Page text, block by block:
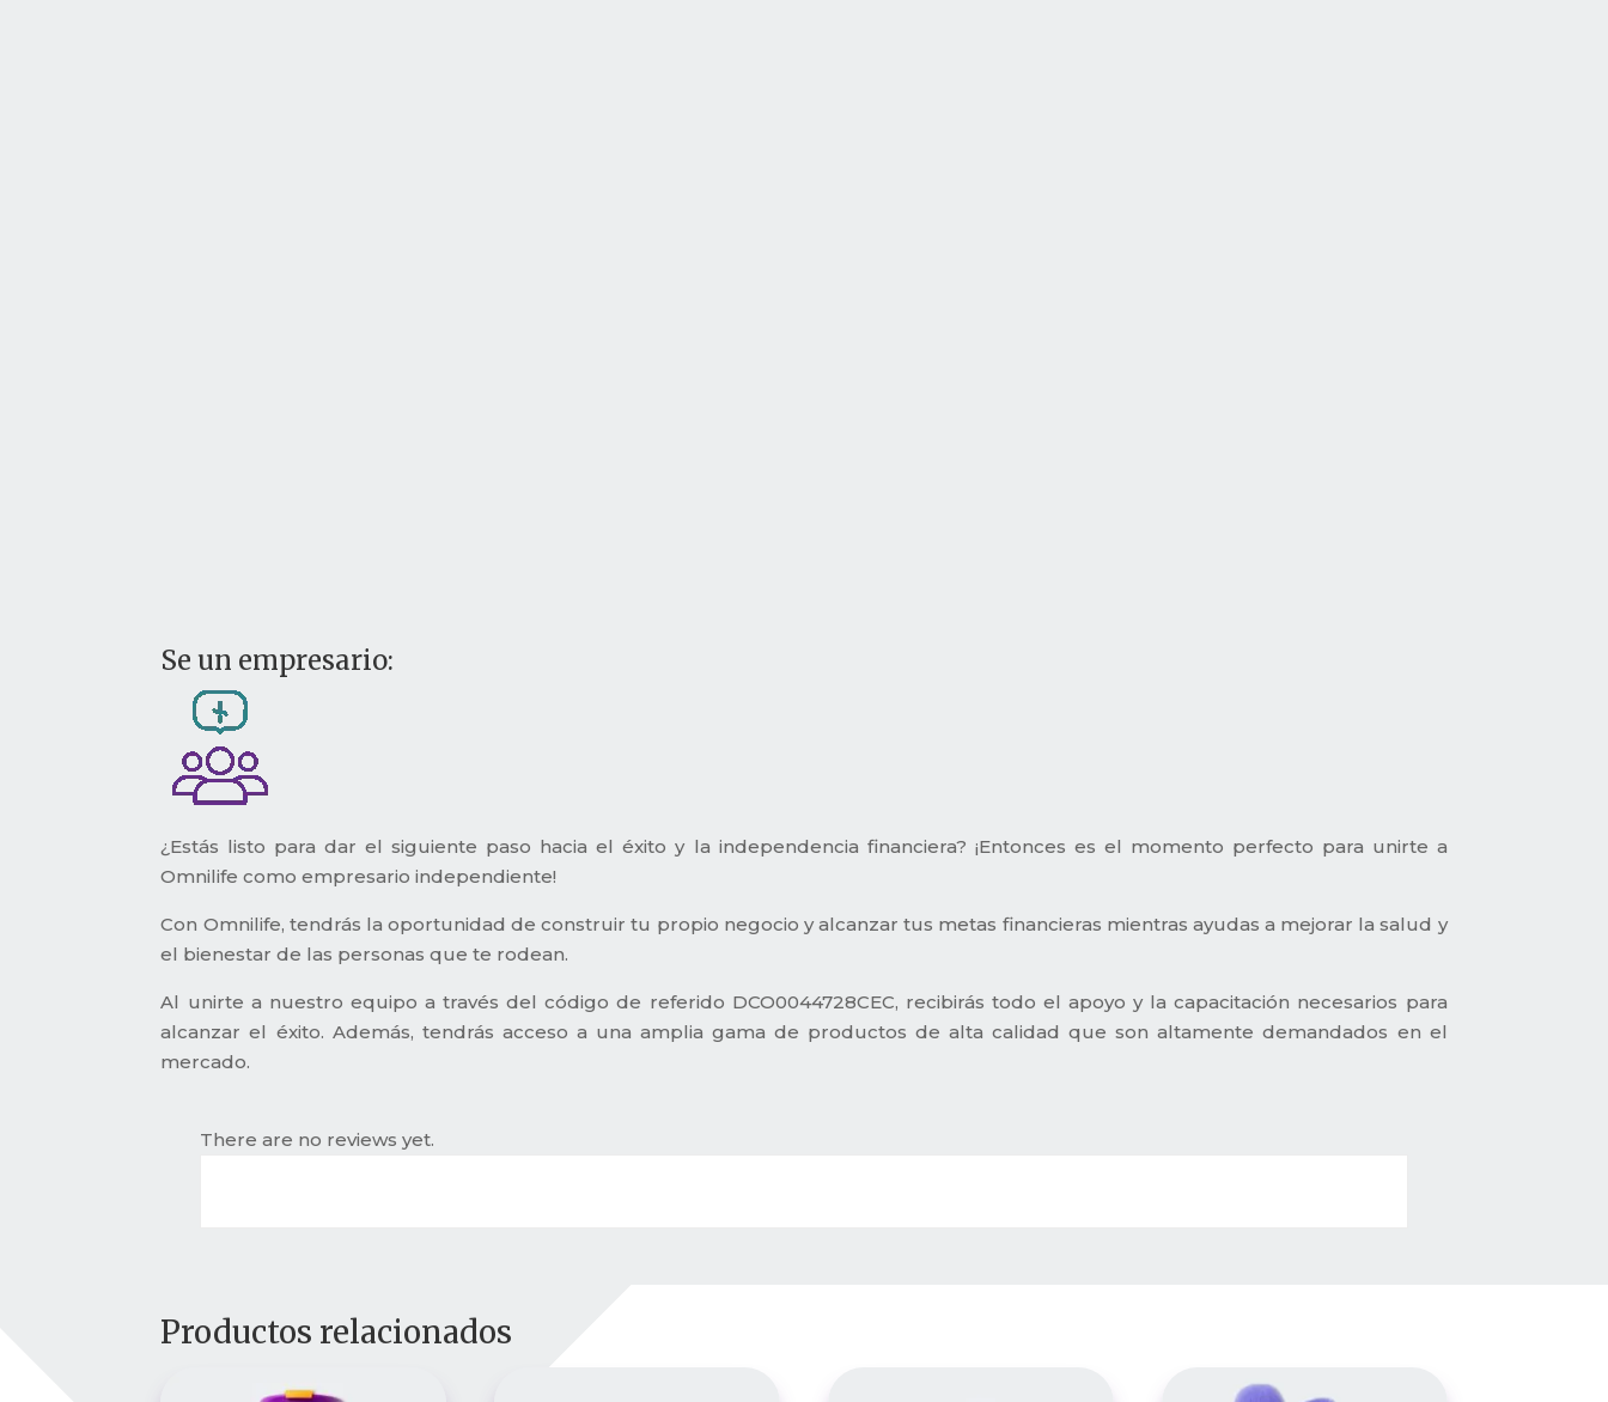
Se un empresario:
¿Estás listo para dar el siguiente paso hacia el éxito y la independencia financiera? ¡Entonces es el momento perfecto para unirte a
Omnilife como empresario independiente!
Con Omnilife, tendrás la oportunidad de construir tu propio negocio y alcanzar tus metas financieras mientras ayudas a mejorar la salud y
el bienestar de las personas que te rodean.
Al unirte a nuestro equipo a través del código de referido DCO0044728CEC, recibirás todo el apoyo y la capacitación necesarios para
alcanzar el éxito. Además, tendrás acceso a una amplia gama de productos de alta calidad que son altamente demandados en el
mercado.
There are no reviews yet.
Productos relacionados